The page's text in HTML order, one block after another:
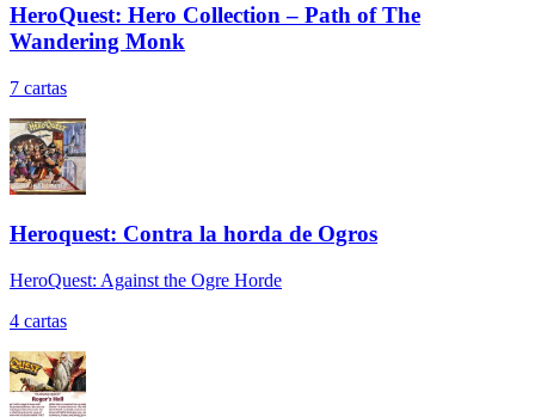
HeroQuest: Hero Collection – Path of The
Wandering Monk
7 cartas
Heroquest: Contra la horda de Ogros
HeroQuest: Against the Ogre Horde
4 cartas